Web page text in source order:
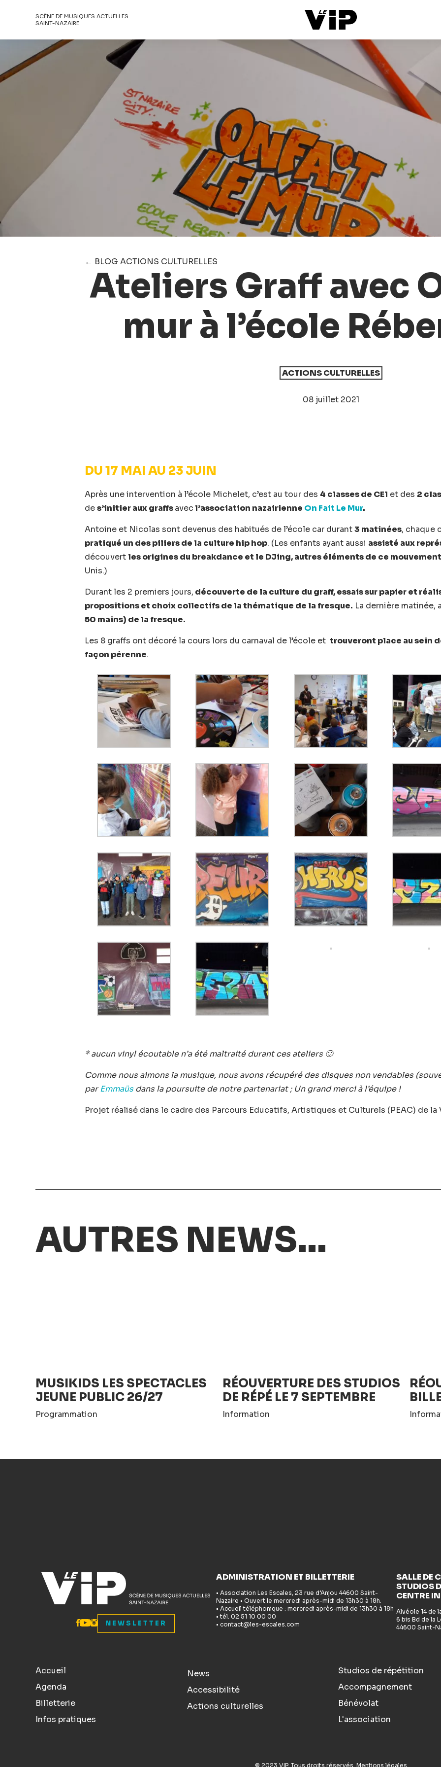
SCÈNE DE MUSIQUES ACTUELLES
SAINT-NAZAIRE
← BLOG ACTIONS CULTURELLES
Ateliers Graff avec
mur à l’école
ACTIONS CULTURELLES
08 juillet 2021
DU 17 MAI AU 23 JUIN
Après une intervention à l’école Michelet, c’est au tour des 4 classes de CE1 et des 2
des’initier aux graffsavec l’association nazairienne On Fait Le Mur.
Antoine et Nicolas sont devenus des habitués de l’école car durant3 matinées, chaque
pratiqué un des piliers de la culture hip hop. (Les enfants ayant aussi assisté aux
découvert les origines du breakdance et le DJing, autres éléments de ce mouvement
Unis.)
Durant les 2 premiers jours, découverte de la culture du graff, essais sur papier et
propositions et choix collectifs de la thématique de la fresque. La dernière matinée,
50 mains) de la fresque.
Les 8 graffs ont décoré la cours lors du carnaval de l’école et trouveront place au sein
façon pérenne.
* aucun vinyl écoutable n’a été maltraité durant ces ateliers 🙂
Comme nous aimons la musique, nous avons récupéré des disques non vendables
par Emmaüs dans la poursuite de notre partenariat ; Un grand merci à l’équipe !
Projet réalisé dans le cadre des Parcours Educatifs, Artistiques et Culturels (PEAC) de la
AUTRES NEWS...
MUSIKIDS LES SPECTACLES
JEUNE PUBLIC 26/27
Programmation
RÉOUVERTURE DES STUDIOS
DE RÉPÉ LE 7 SEPTEMBRE
Information
NEWSLETTER
ADMINISTRATION ET BILLETTERIE
• Association Les Escales, 23 rue d’Anjou 44600 Saint-
Nazaire • Ouvert le mercredi après-midi de 13h30 à 18h.
• Accueil téléphonique : mercredi après-midi de 13h30 à 18h
• tél. 02 51 10 00 00
• contact@les-escales.com
SALLE DE
STUDIOS
CENTRE
Alvéole 14 de
6 bis Bd de la
44600 Saint-
Accueil
Agenda
Billetterie
Infos pratiques
News
Accessibilité
Actions culturelles
Studios de répétition
Accompagnement
Bénévolat
L'association
© 2023 VIP. Tous droits réservés. Mentions légales